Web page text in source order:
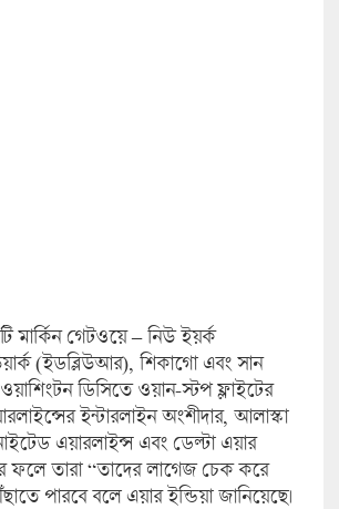
মার্কিন গেটওয়ে – নিউ ইয়র্ক
(ইডব্লিউআর), শিকাগো এবং সান
ডিসিতে ওয়ান-স্টপ ফ্লাইটের
ইন্টারলাইন অংশীদার, আলাস্কা
এয়ারলাইন্স এবং ডেল্টা এয়ার
ফলে তারা “তাদের লাগেজ চেক করে
পারবে বলে এয়ার ইন্ডিয়া জানিয়েছে।